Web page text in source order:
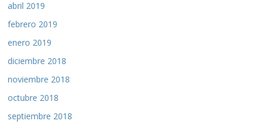
abril 2019
febrero 2019
enero 2019
diciembre 2018
noviembre 2018
octubre 2018
septiembre 2018